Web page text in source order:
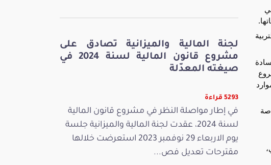
لجنة المالية والميزانية تصادق على
مشروع قانون المالية لسنة 2024 في
صيغته المعدّلة
5293 قراءة
في إطار مواصلة النظر في مشروع قانون المالية
لسنة 2024، عقدت لجنة المالية والميزانية جلسة
يوم الاربعاء 29 نوفمبر 2023 استعرضت خلالها
مقترحات تعديل فص...